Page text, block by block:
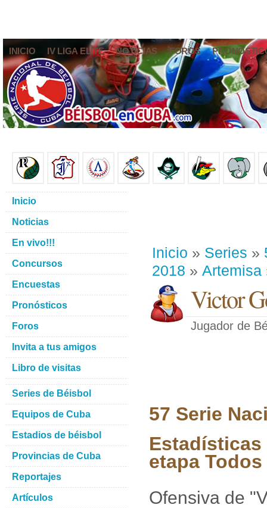
INICIO IV LIGA ELITE NOTICIAS FOROS
Inicio » Series »
2018 » Artemisa
Victor
Jugador de
57 Serie
Estadísticas
etapa
Ofensiva de
Inicio
Noticias
En vivo!!!
Concursos
Encuestas
Pronósticos
Foros
Invita a tus amigos
Libro de visitas
Series de Béisbol
Equipos de Cuba
Estadios de béisbol
Provincias de Cuba
Reportajes
Artículos